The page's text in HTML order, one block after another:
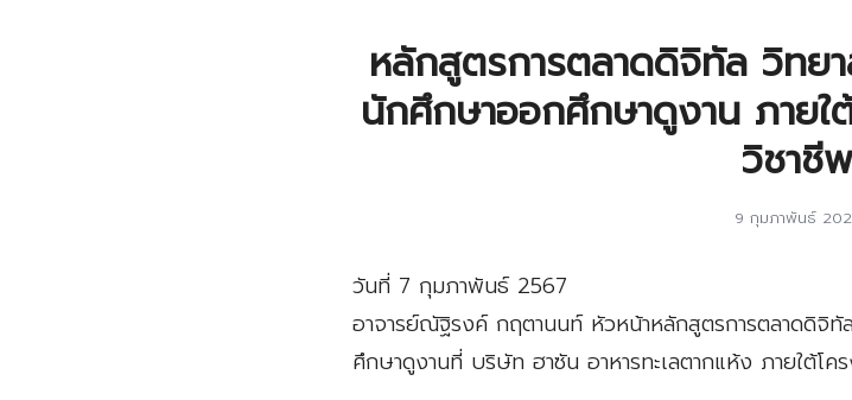
หลักสูตรการตลาดดิจิทัล วิทย
นักศึกษาออกศึกษาดูงาน ภายใ
วิชาชีพ
9 กุมภาพันธ์
วันที่ 7 กุมภาพันธ์ 2567
อาจารย์ณัฐิรงค์ กฤตานนท์ หัวหน้าหลักสูตรการตลาดดิจิ
ศึกษาดูงานที่ บริษัท ฮาซัน อาหารทะเลตากแห้ง ภายใต้โค